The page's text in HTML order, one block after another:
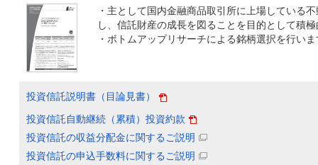
・主として国内金融商品取引所に上場している
し、信託財産の成長を図ることを目的として積
・ボトムアップリサーチによる銘柄選択を行い
投資信託説明書（目論見書）
投資信託自動継続（累積）投資約款
投資信託の収益分配金に関するご説明
投資信託の申込手数料に関するご説明